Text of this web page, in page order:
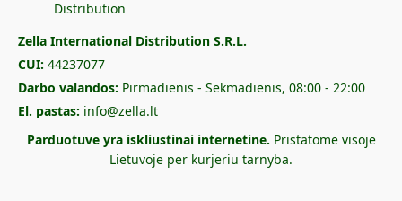
Zella International Distribution S.R.L.
CUI: 44237077
Darbo valandos: Pirmadienis - Sekmadienis, 08:00 - 22:00
El. pastas: info@zella.lt
Parduotuve yra iskliustinai internetine. Pristatome visoje
Lietuvoje per kurjeriu tarnyba.